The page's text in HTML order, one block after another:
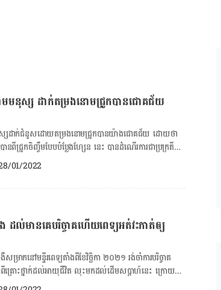
នោមមនុស្ស ដាក់​តម្រង​នោម​ជ្រូកបានជោគជ័យ
មនុស្ស​ដាក់​ជំនួស​ដោយ​​តម្រង​នោម​ជ្រូក​បាន​យ៉ាង​ជោគ​ជ័យ​ ដោយ​ថា​
ពី​ជ្រូក​ចិញ្ចឹម​បែប​បំប្លែង​ហ្សែន​ នេះ បាន​ដំណើរ​ការ​ជា​ប្រក្រតី​
រ​ពិសោធន៍​នេះ​ក៏​បាន​ការ​អនុញ្ញាត​ពី​ក្រុម​គ្រួសារ​អ្នក​ជំងឺ​​ដែរ​។
ើរ​ការ​ទៀត​នោះ​ទេ។ ការណ៍​នេះ​មាន​ន័យ​ថា​អ្នក​ជំងឺ​មិន​អាច​
ោយ​គ្មាន​ម៉ាស៊ីន​ជំនួយ​ដែរ។ តាម​ច្បាប់​នៅ​ប្រទេស​មួយ​ចំនួន​ អ្នក​
ះ​ផ្សាយ​ក្នុង
ធម្មតា​ផង​ដែរ ប៉ុន្តែ​ជា​ជំហាន​ដំបូង​ ក្រុម​អ្នក​វិទ្យាសាស្រ្ត​ ត្រូវ​ធ្វើ​
និង​ស្រាយ​ចម្ងល់​មួយ​ចំនួន​បាន​។ ក្រុម​អ្នក​វិទ្យាសាស្រ្ត
ប្ដូរ​តម្រង​នោម​នេះ​ជាច្រើន​ចំណុច ដូច​ជា​ថា​តើ​មាន​ប្រតិកម្ម​របស់​
01/2022
ង ដល់មានគេបរិច្ចាគហើយពេទ្យអត់វះកាត់ឲ្យ
ាក​នៅ​មន្ទីរពេទ្យ​តាំង​ពី​ខែ​វិច្ឆិកា ២០២១ រង់ចាំ​ការ​បរិច្ចាគ​
ត​ពី​គ្រោះថ្នាក់​ដល់​អាយុ​ជីវិត លុះ​មក​ដល់​ដើម​សប្ដាហ៍​នេះ ក្រោយ​
ប់​តែ​ក្រុម​គ្រូពេទ្យ​បដិសេធ​មិន​ព្រម​វះកាត់​ឲ្យ។ តើ​មាន​រឿង​អ្វី​នៅ​